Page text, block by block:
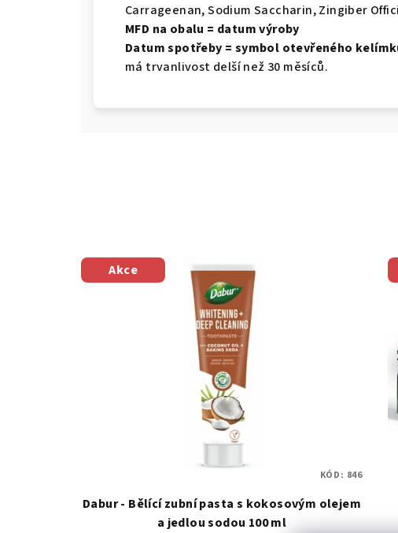
Carrageenan, Sodium Saccharin, Zingiber
MFD na obalu = datum výroby
Datum spotřeby = symbol otevřeného
má trvanlivost delší než 30 měsíců.
Akce
Dabur - Bělící zubní pasta s kokosovým olejem
a jedlou sodou 100 ml
KÓD: 846